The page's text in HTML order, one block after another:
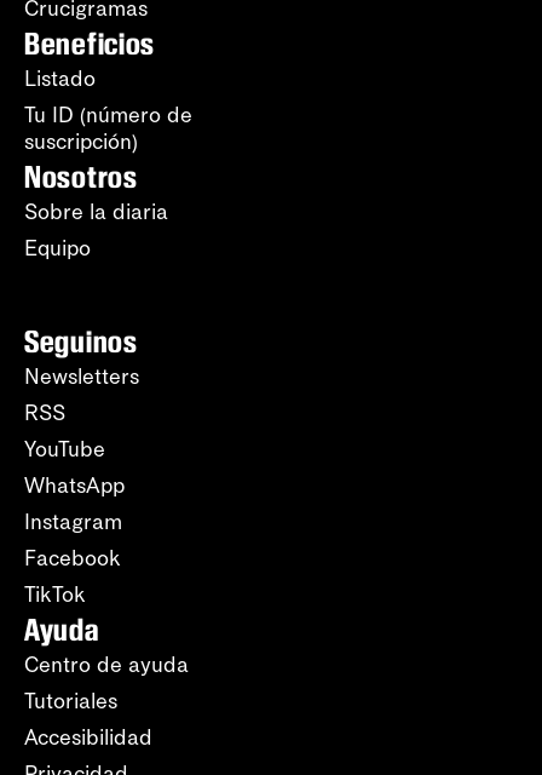
Crucigramas
Beneficios
Listado
Tu ID (número de
suscripción)
Nosotros
Sobre la diaria
Equipo
Seguinos
Newsletters
RSS
YouTube
WhatsApp
Instagram
Facebook
TikTok
Ayuda
Centro de ayuda
Tutoriales
Accesibilidad